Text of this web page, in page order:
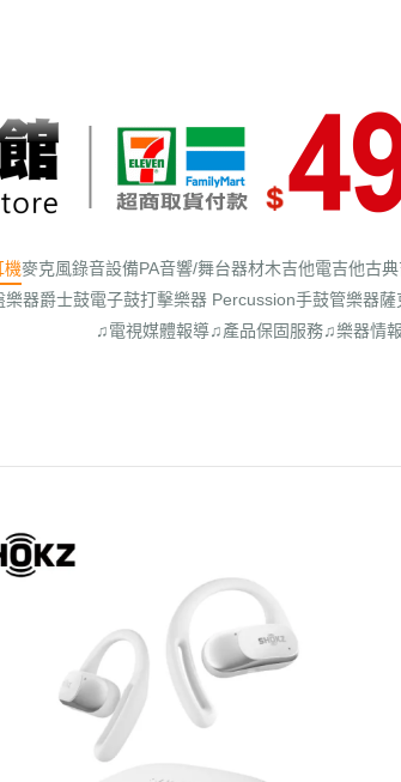
機麥克風錄音設備PA音響/舞台器材木吉他電吉他古
樂器爵士鼓電子鼓打擊樂器 Percussion手鼓管樂器薩
♫電視媒體報導♫產品保固服務♫樂器情